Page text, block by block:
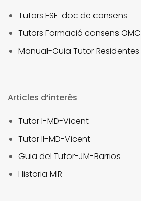
Tutors FSE-doc de consens
Tutors Formació consens OMC
Manual-Guia Tutor Residentes
Articles d’interès
Tutor I-MD-Vicent
Tutor II-MD-Vicent
Guia del Tutor-JM-Barrios
Historia MIR